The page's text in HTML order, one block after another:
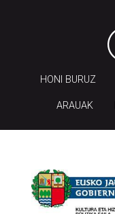
HONI BURUZ
ARAUAK